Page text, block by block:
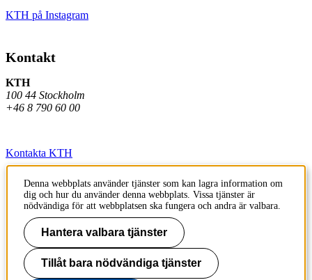
KTH på Instagram
Kontakt
KTH
100 44 Stockholm
+46 8 790 60 00
Kontakta KTH
Jobba på KTH
Press och media
Faktura och betalning KTH
Om KTH:s webbplatser
Denna webbplats använder tjänster som kan lagra information om
dig och hur du använder denna webbplats. Vissa tjänster är
nödvändiga för att webbplatsen ska fungera och andra är valbara.
Hantera valbara tjänster
Tillåt bara nödvändiga tjänster